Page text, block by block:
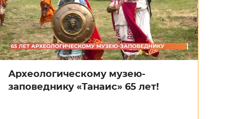
Археологическому музею-
заповеднику «Танаис» 65 лет!